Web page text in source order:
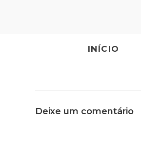
INÍCIO
Deixe um comentário